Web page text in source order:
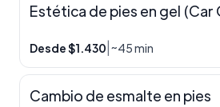
Estética de pies en gel (Car
Desde $1.430 ~45 min
Cambio de esmalte en pies